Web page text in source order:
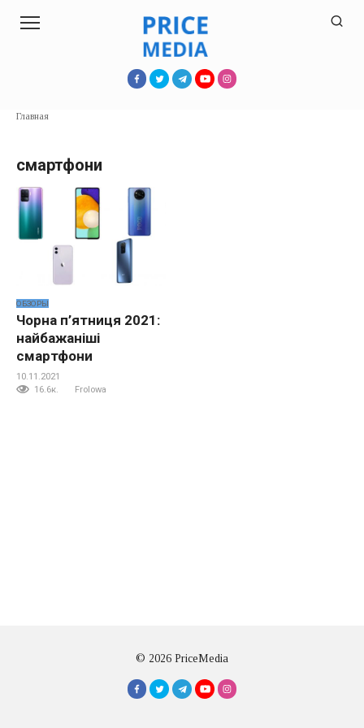
Главная
смартфони
ОБЗОРЫ
Чорна п’ятниця 2021:
найбажаніші
смартфони
10.11.2021
16.6к.
Frolowa
© 2026 PriceMedia